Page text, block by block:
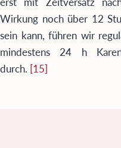
Wirkung noch über 12
sein kann, führen wir
mindestens 24 h
durch. [15]